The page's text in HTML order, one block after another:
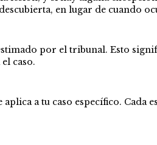
en lugar de cuando
por el tribunal. Esto
caso.
a tu caso específico. Cada